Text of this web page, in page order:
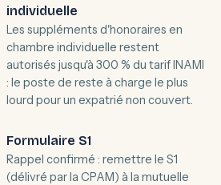
individuelle
Les suppléments d'honoraires en
chambre individuelle restent
autorisés jusqu'à 300 % du tarif INAMI
: le poste de reste à charge le plus
lourd pour un expatrié non couvert.
Formulaire S1
Rappel confirmé : remettre le S1
(délivré par la CPAM) à la mutuelle